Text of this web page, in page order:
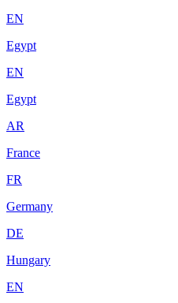
EN
Egypt
EN
Egypt
AR
France
FR
Germany
DE
Hungary
EN